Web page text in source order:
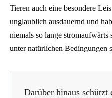
Tieren auch eine besondere
unglaublich ausdauernd und
niemals so lange
unter natürlichen Bedingungen
Darüber hinaus schützt